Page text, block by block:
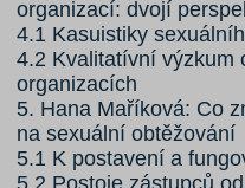
organizací: dvojí
4.1 Kasuistiky
4.2 Kvalitatívní výzkum
organizacích
5. Hana Maříková: Co
na sexuální obtěžování
5.1 K postavení a
5.2 Postoje zástupců